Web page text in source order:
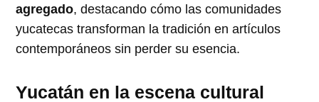
agregado, destacando cómo las comunidades
yucatecas transforman la tradición en artículos
contemporáneos sin perder su esencia.
Yucatán en la escena cultural